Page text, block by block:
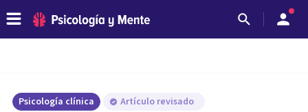
Psicología clínica Artículo revisado